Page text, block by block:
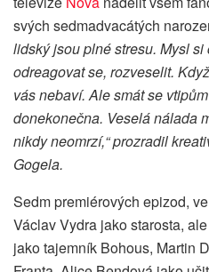
svých sedmadvacátých
lidský jsou plné stresu. Mysl si
odreagovat se, rozveselit.
vás nebaví. Ale smát se
donekonečna. Veselá nálada
nikdy neomrzí,“ prozradil
Gogela.
Sedm premiérových epizod,
Václav Vydra jako starosta,
jako tajemník Bohous, Martin